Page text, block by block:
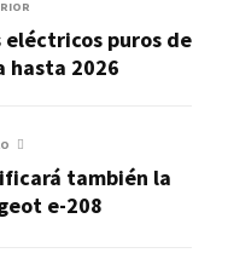
puros de
hasta 2026
también la
e-208